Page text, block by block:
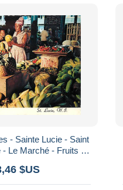
- Sainte Lucie - Saint
Le Marché - Fruits et
$US